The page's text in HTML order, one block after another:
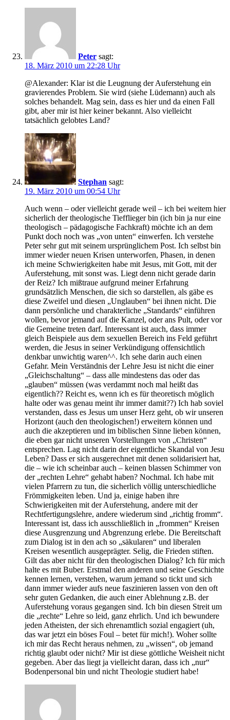
Peter sagt:
18. März 2010 um 22:28 Uhr
@Alexander: Klar ist die Leugnung der Auferstehung ein
gravierendes Problem. Sie wird (siehe Lüdemann) auch als
solches behandelt. Mag sein, dass es hier und da einen Fall
gibt, aber mir ist hier keiner bekannt. Also vielleicht
tatsächlich gelobtes Land?
Stephan sagt:
19. März 2010 um 00:54 Uhr
Auch wenn – oder vielleicht gerade weil – ich bei weitem hier
sicherlich der theologische Tiefflieger bin (ich bin ja nur eine
theologisch – pädagogische Fachkraft) möchte ich an dem
Punkt doch noch was „von unten“ einwerfen. Ich verstehe
Peter sehr gut mit seinem ursprünglichem Post. Ich selbst bin
immer wieder neuen Krisen unterworfen, Phasen, in denen
ich meine Schwierigkeiten habe mit Jesus, mit Gott, mit der
Auferstehung, mit sonst was. Liegt denn nicht gerade darin
der Reiz? Ich mißtraue aufgrund meiner Erfahrung
grundsätzlich Menschen, die sich so darstellen, als gäbe es
diese Zweifel und diesen „Unglauben“ bei ihnen nicht. Die
dann persönliche und charakterliche „Standards“ einführen
wollen, bevor jemand auf die Kanzel, oder ans Pult, oder vor
die Gemeine treten darf. Interessant ist auch, dass immer
gleich Beispiele aus dem sexuellen Bereich ins Feld geführt
werden, die Jesus in seiner Verkündigung offensichtlich
denkbar unwichtig waren^^. Ich sehe darin auch einen
Gefahr. Mein Verständnis der Lehre Jesu ist nicht die einer
„Gleichschaltung“ – dass alle mindestens das oder das
„glauben“ müssen (was verdammt noch mal heißt das
eigentlich?? Reicht es, wenn ich es für theoretisch möglich
halte oder was genau meint ihr immer damit??) Ich hab soviel
verstanden, dass es Jesus um unser Herz geht, ob wir unseren
Horizont (auch den theologischen!) erweitern können und
auch die akzeptieren und im biblischen Sinne lieben können,
die eben gar nicht unseren Vorstellungen von „Christen“
entsprechen. Lag nicht darin der eigentliche Skandal von Jesu
Leben? Dass er sich ausgerechnet mit denen solidarisiert hat,
die – wie ich scheinbar auch – keinen blassen Schimmer von
der „rechten Lehre“ gehabt haben? Nochmal. Ich habe mit
vielen Pfarrern zu tun, die sicherlich völlig unterschiedliche
Frömmigkeiten leben. Und ja, einige haben ihre
Schwierigkeiten mit der Auferstehung, andere mit der
Rechtfertigungslehre, andere wiederum sind „richtig fromm“.
Interessant ist, dass ich ausschließlich in „frommen“ Kreisen
diese Ausgrenzung und Abgrenzung erlebe. Die Bereitschaft
zum Dialog ist in den ach so „säkularen“ und liberalen
Kreisen wesentlich ausgeprägter. Selig, die Frieden stiften.
Gilt das aber nicht für den theologischen Dialog? Ich für mich
halte es mit Buber. Erstmal den anderen und seine Geschichte
kennen lernen, verstehen, warum jemand so tickt und sich
dann immer wieder aufs neue faszinieren lassen von den oft
sehr guten Gedanken, die auch einer Ablehnung z.B. der
Auferstehung voraus gegangen sind. Ich bin diesen Streit um
die „rechte“ Lehre so leid, ganz ehrlich. Und ich bewundere
jeden Atheisten, der sich ehrenamtlich sozial engagiert (uh,
das war jetzt ein böses Foul – betet für mich!). Woher sollte
ich mir das Recht heraus nehmen, zu „wissen“, ob jemand
richtig glaubt oder nicht? Mir ist diese göttliche Weisheit nicht
gegeben. Aber das liegt ja vielleicht daran, dass ich „nur“
Bodenpersonal bin und nicht Theologie studiert habe!